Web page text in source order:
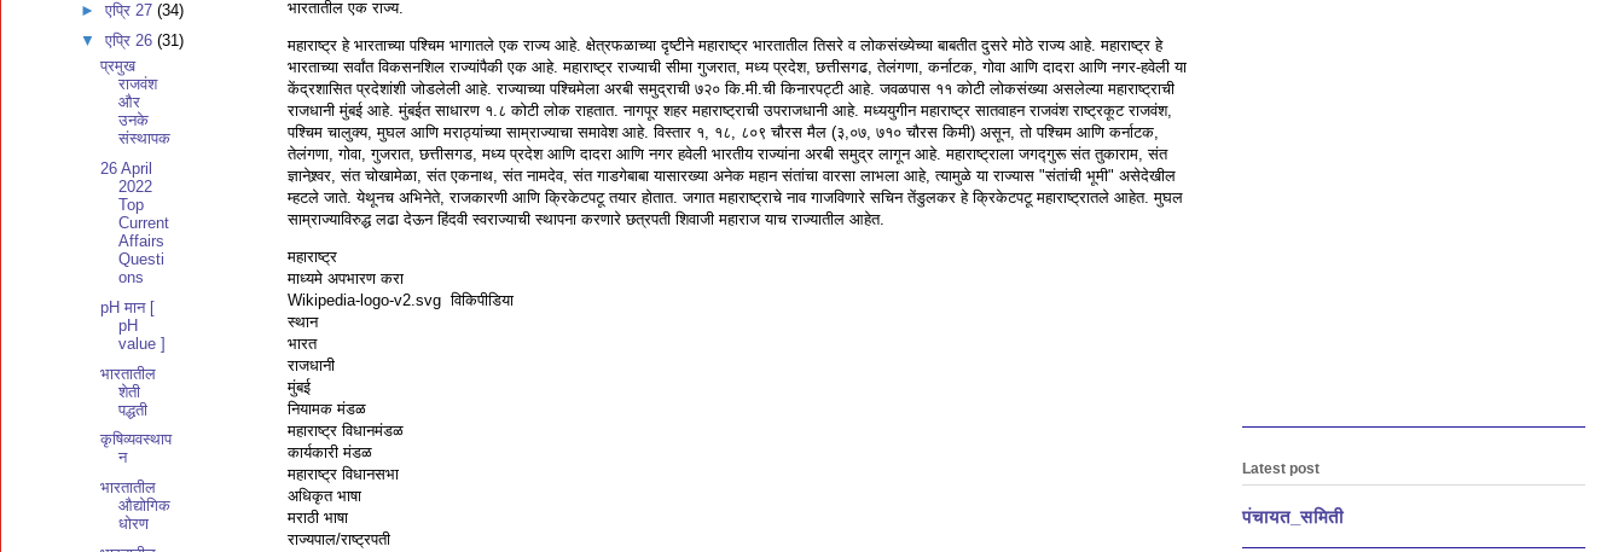
भारतातील एक राज्य.
महाराष्ट्र हे भारताच्या पश्चिम भागातले एक राज्य आहे. क्षेत्रफळाच्या दृष्टीने महाराष्ट्र भारतातील तिसरे व लोकसंख्येच्या बाबतीत दुसरे मोठे राज्य आहे. महाराष्ट्र हे
भारताच्या सर्वांत विकसनशिल राज्यांपैकी एक आहे. महाराष्ट्र राज्याची सीमा गुजरात, मध्य प्रदेश, छत्तीसगढ, तेलंगणा, कर्नाटक, गोवा आणि दादरा आणि नगर-हवेली या
केंद्रशासित प्रदेशांशी जोडलेली आहे. राज्याच्या पश्चिमेला अरबी समुद्राची ७२० कि.मी.ची किनारपट्टी आहे. जवळपास ११ कोटी लोकसंख्या असलेल्या महाराष्ट्राची
राजधानी मुंबई आहे. मुंबईत साधारण १.८ कोटी लोक राहतात. नागपूर शहर महाराष्ट्राची उपराजधानी आहे. मध्ययुगीन महाराष्ट्र सातवाहन राजवंश राष्ट्रकूट राजवंश,
पश्चिम चालुक्य, मुघल आणि मराठ्यांच्या साम्राज्याचा समावेश आहे. विस्तार १, १८, ८०९ चौरस मैल (३,०७, ७१० चौरस किमी) असून, तो पश्चिम आणि कर्नाटक,
तेलंगणा, गोवा, गुजरात, छत्तीसगड, मध्य प्रदेश आणि दादरा आणि नगर हवेली भारतीय राज्यांना अरबी समुद्र लागून आहे. महाराष्ट्राला जगद्गुरू संत तुकाराम, संत
ज्ञानेश्र्वर, संत चोखामेळा, संत एकनाथ, संत नामदेव, संत गाडगेबाबा यासारख्या अनेक महान संतांचा वारसा लाभला आहे, त्यामुळे या राज्यास "संतांची भूमी" असेदेखील
म्हटले जाते. येथूनच अभिनेते, राजकारणी आणि क्रिकेटपटू तयार होतात. जगात महाराष्ट्राचे नाव गाजविणारे सचिन तेंडुलकर हे क्रिकेटपटू महाराष्ट्रातले आहेत. मुघल
साम्राज्याविरुद्ध लढा देऊन हिंदवी स्वराज्याची स्थापना करणारे छत्रपती शिवाजी महाराज याच राज्यातील आहेत.
महाराष्ट्र
माध्यमे अपभारण करा
Wikipedia-logo-v2.svg विकिपीडिया
स्थान
भारत
राजधानी
मुंबई
नियामक मंडळ
महाराष्ट्र विधानमंडळ
कार्यकारी मंडळ
महाराष्ट्र विधानसभा
अधिकृत भाषा
मराठी भाषा
राज्यपाल/राष्ट्रपती
►एप्रि 27(34)
▼एप्रि 26(31)
प्रमुख
राजवंश
और
उनके
संस्थापक
26 April
2022
Top
Current
Affairs
Questi
ons
pH मान [
pH
value ]
भारतातील
शेती
पद्धती
कृषिव्यवस्थाप
न
भारतातील
औद्योगिक
धोरण
Latest post
पंचायत_समिती